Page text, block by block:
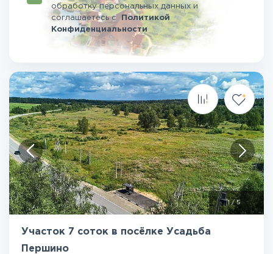
обработку персональных данных и
соглашаетесьсПолитикой
Конфиденциальности
1/5
Участок 7 соток в посёлке Усадьба
Першино